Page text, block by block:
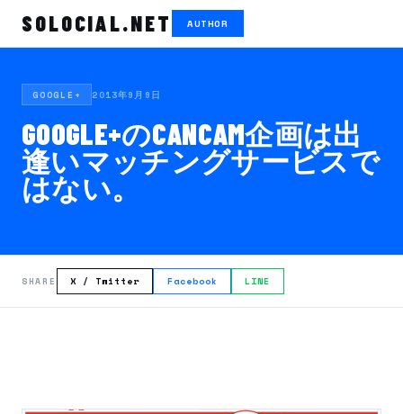
SOLOCIAL.NET AUTHOR
GOOGLE+ 2013年9月9日
GOOGLE+のCANCAM企画は出
逢いマッチングサービスで
はない。
SHARE X / Twitter Facebook LINE